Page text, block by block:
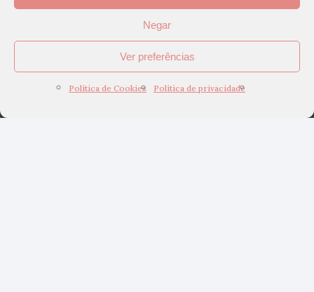
Negar
Ver preferências
Política de Cookies Política de privacidade